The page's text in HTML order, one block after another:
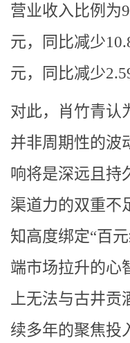
营业收入比例为
元，同比减少
元，同比减少
对此，肖竹青认
并非周期性的波
响将是深远且持
渠道力的双重不
知高度绑定“百
端市场拉升的心
上无法与古井
续多年的聚焦投